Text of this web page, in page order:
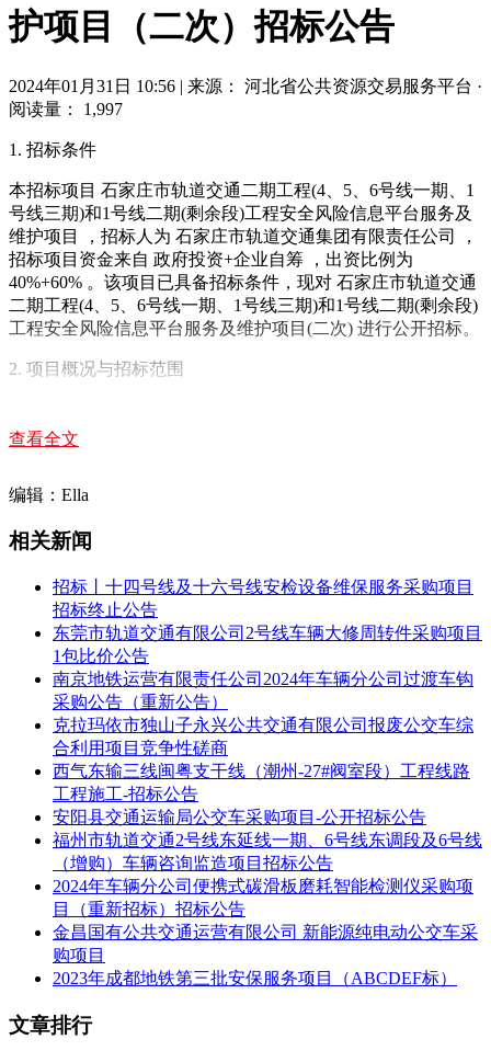
护项目（二次）招标公告
2024年01月31日 10:56 | 来源： 河北省公共资源交易服务平台 ·
阅读量： 1,997
1. 招标条件
本招标项目 石家庄市轨道交通二期工程(4、5、6号线一期、1
号线三期)和1号线二期(剩余段)工程安全风险信息平台服务及
维护项目 ，招标人为 石家庄市轨道交通集团有限责任公司 ，
招标项目资金来自 政府投资+企业自筹 ，出资比例为
40%+60% 。该项目已具备招标条件，现对 石家庄市轨道交通
二期工程(4、5、6号线一期、1号线三期)和1号线二期(剩余段)
工程安全风险信息平台服务及维护项目(二次) 进行公开招标。
2. 项目概况与招标范围
4号线一期工程线路起自玉村南路站，终到东垣东路站，全长
座。
5号线一期工程线路起自宫北路站，终至谈固北大街站，全长
地、红旗主变电所。
6号线一期工程线路全长约12.566km，均为地下线，共设地下
车站9座，换乘站2座，设东佐车辆基地1处。
1号线工程三期线路全长3.77km，共设2站2区间，上庄站、槐
安路站，均为地下站。
1号线工程二期(剩余段)，包含东洋站、南牛停车场、东上泽
站-东洋站区间、东洋站-南牛停车场区间(出入段线)。
石家庄地铁工程安全风险信息平台，建设于2017年7月，并于
2019年4月17日对系统进行了终验，包括十个模块和手机
该系统可实现对现场监测数据、监控视频信号、盾构实时参数
的快速传递与分析，可对应急设备、物资、人员等实时查询、
跟踪、监管等功能。提高了风险管控的时效性、全面性及系统
性，实现了精细化、标准化、信息化管理目标，降低了大规模
轨道交通建设的风险管控难度。
2.2 项目地点
查看全文
编辑：Ella
相关新闻
招标丨十四号线及十六号线安检设备维保服务采购项目
招标终止公告
东莞市轨道交通有限公司2号线车辆大修周转件采购项目
1包比价公告
南京地铁运营有限责任公司2024年车辆分公司过渡车钩
采购公告（重新公告）
克拉玛依市独山子永兴公共交通有限公司报废公交车综
合利用项目竞争性磋商
西气东输三线闽粤支干线（潮州-27#阀室段）工程线路
工程施工-招标公告
安阳县交通运输局公交车采购项目-公开招标公告
福州市轨道交通2号线东延线一期、6号线东调段及6号线
（增购）车辆咨询监造项目招标公告
2024年车辆分公司便携式碳滑板磨耗智能检测仪采购项
目（重新招标）招标公告
金昌国有公共交通运营有限公司 新能源纯电动公交车采
购项目
2023年成都地铁第三批安保服务项目（ABCDEF标）
文章排行